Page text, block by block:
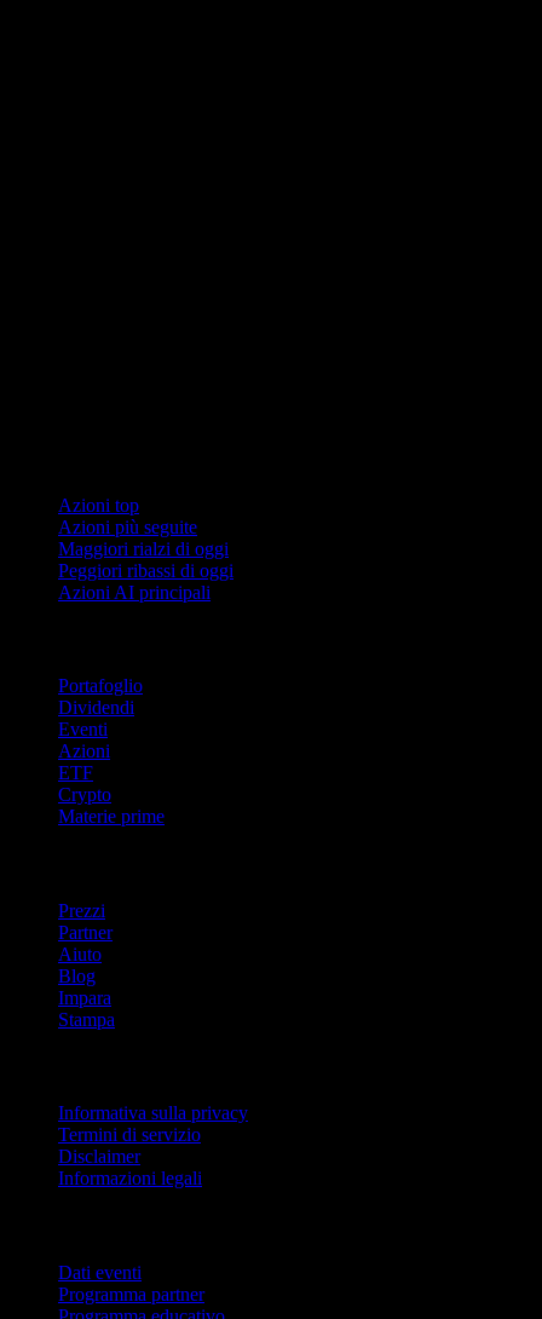
Azioni top
Azioni più seguite
Maggiori rialzi di oggi
Peggiori ribassi di oggi
Azioni AI principali
Portafoglio
Dividendi
Eventi
Azioni
ETF
Crypto
Materie prime
Prezzi
Partner
Aiuto
Blog
Impara
Stampa
Informativa sulla privacy
Termini di servizio
Disclaimer
Informazioni legali
Dati eventi
Programma partner